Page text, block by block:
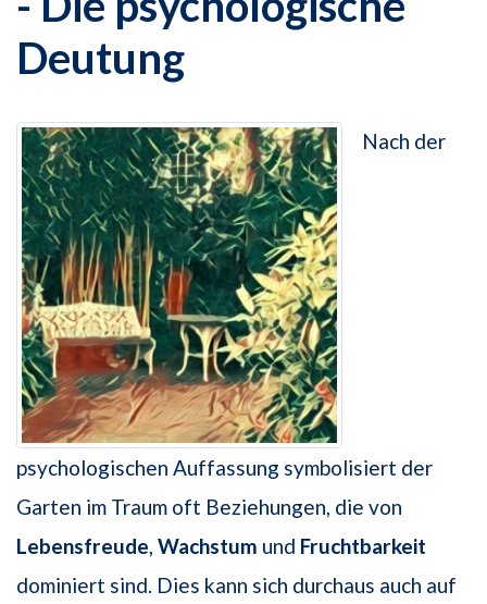
Deutung
Nach der
psychologischen Auffassung symbolisiert der
Garten im Traum oft Beziehungen, die von
Lebensfreude, Wachstum und Fruchtbarkeit
dominiert sind. Dies kann sich durchaus auch auf